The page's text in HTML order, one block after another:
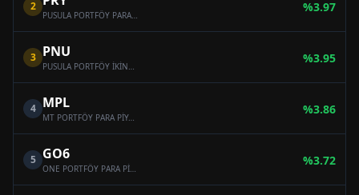
2
PUSULA PORTFÖY PARA PİYASASI (TL) FONU
%3.97
3 PNU
PUSULA PORTFÖY İKİNCİ PARA PİYASASI (TL) FONU
%3.95
4 MPL
MT PORTFÖY PARA PİYASASI (TL) FONU
%3.86
5 GO6
ONE PORTFÖY PARA PİYASASI (TL) FONU
%3.72